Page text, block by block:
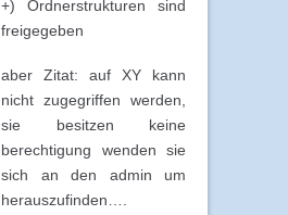
+) Ordnerstrukturen sind
freigegeben
aber Zitat: auf XY kann
nicht zugegriffen werden,
sie besitzen keine
berechtigung wenden sie
sich an den admin um
herauszufinden….